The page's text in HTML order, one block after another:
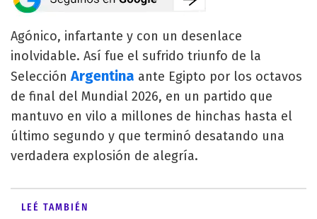
Agónico, infartante y con un desenlace
inolvidable. Así fue el sufrido triunfo de la
SelecciónArgentina ante Egipto por los octavos
de final del Mundial 2026, en un partido que
mantuvo en vilo a millones de hinchas hasta el
último segundo y que terminó desatando una
verdadera explosión de alegría.
LEÉ TAMBIÉN